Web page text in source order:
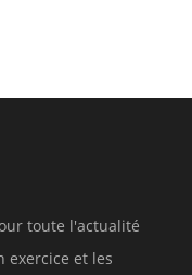
toute l'actualité
exercice et les